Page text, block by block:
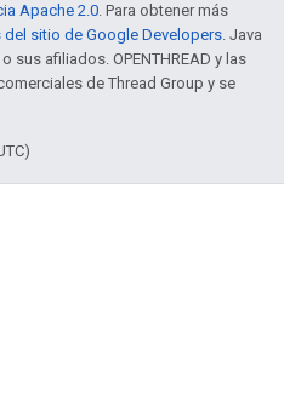
Apache 2.0. Para obtener más
sitio de Google Developers. Java
sus afiliados. OPENTHREAD y las
de Thread Group y se